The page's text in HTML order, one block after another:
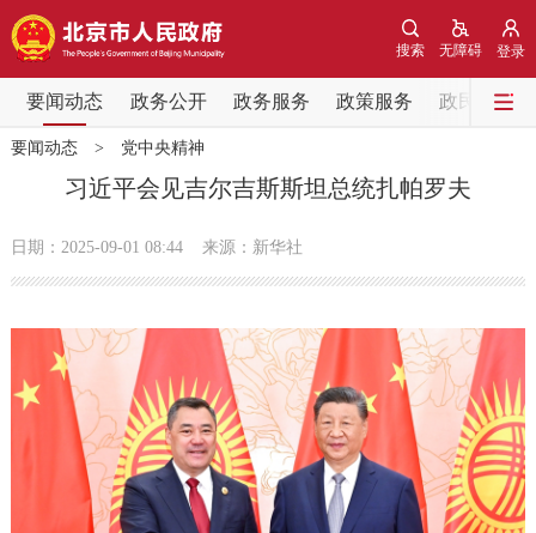
登录
无障碍
搜索
要闻动态 政务公开 政务服务 政策服务 政民互动
要闻动态
党中央精神
政务公开
市领导 机构职能 政策服务
政策兑现 政策解读 回应关切
要闻动态> 党中央精神
习近平会见吉尔吉斯斯坦总统扎帕罗夫
日期：2025-09-01 08:44 来源：新华社